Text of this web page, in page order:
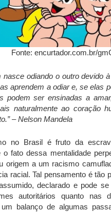
Fonte: encurtador.com.br/
nasce odiando o outro devido
aprendem a odiar e, se elas
podem ser ensinadas a
naturalmente ao coração
– Nelson Mandela
no Brasil é fruto da
o fato dessa mentalidade
origem a um racismo
racial. Tal pensamento é tão
declarado e pode
autoritários quanto nas
balanço de algumas